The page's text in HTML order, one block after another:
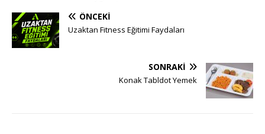
ÖNCEKI
Uzaktan Fitness Eğitimi Faydaları
SONRAKI
Konak Tabldot Yemek